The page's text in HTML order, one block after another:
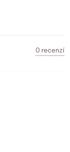
0 recenzí